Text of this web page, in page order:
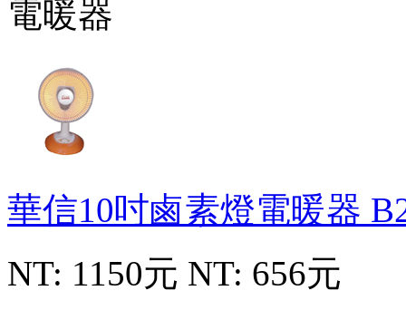
華信10吋鹵素燈電暖器
NT: 1150元 NT: 656元